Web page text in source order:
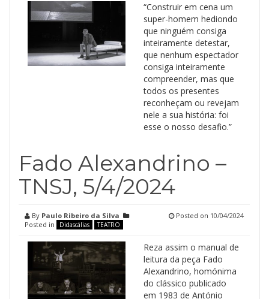
“Construir em cena um
super-homem hediondo
que ninguém consiga
inteiramente detestar,
que nenhum espectador
consiga inteiramente
compreender, mas que
todos os presentes
reconheçam ou revejam
nele a sua história: foi
esse o nosso desafio.”
Fado Alexandrino –
TNSJ, 5/4/2024
By Paulo Ribeiro da Silva
Posted in
Didascálias TEATRO
Posted on 10/04/2024
Reza assim o manual de
leitura da peça Fado
Alexandrino, homónima
do clássico publicado
em 1983 de António